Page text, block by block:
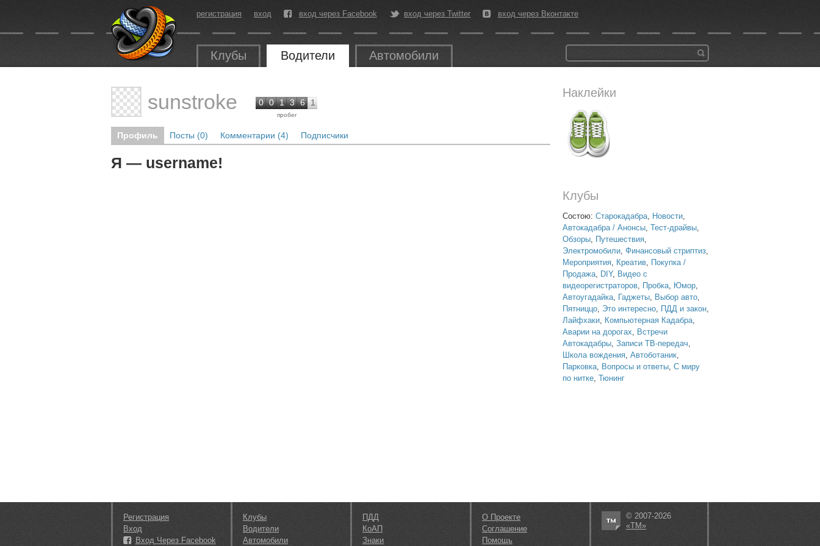
регистрация вход вход через Facebook вход через Twitter вход через Вконтакте
Клубы Водители Автомобили
Наклейки
Клубы
Состою: Старокадабра, Новости,
Автокадабра / Анонсы, Тест-драйвы,
Обзоры, Путешествия,
Электромобили, Финансовый стриптиз,
Мероприятия, Креатив, Покупка /
Продажа, DIY, Видео с
видеорегистраторов, Пробка, Юмор,
Автоугадайка, Гаджеты, Выбор авто,
Пятниццо, Это интересно, ПДД и закон,
Лайфхаки, Компьютерная Кадабра,
Аварии на дорогах, Встречи
Автокадабры, Записи ТВ-передач,
Школа вождения, Автоботаник,
Парковка, Вопросы и ответы, С миру
по нитке, Тюнинг
sunstroke 0 0 1 3 6 1
пробег
Профиль Посты (0) Комментарии (4) Подписчики
Я — username!
Регистрация
Вход
Вход Через Facebook
Клубы
Водители
Автомобили
ПДД
КоАП
Знаки
О Проекте
Соглашение
Помощь
© 2007-2026
«ТМ»